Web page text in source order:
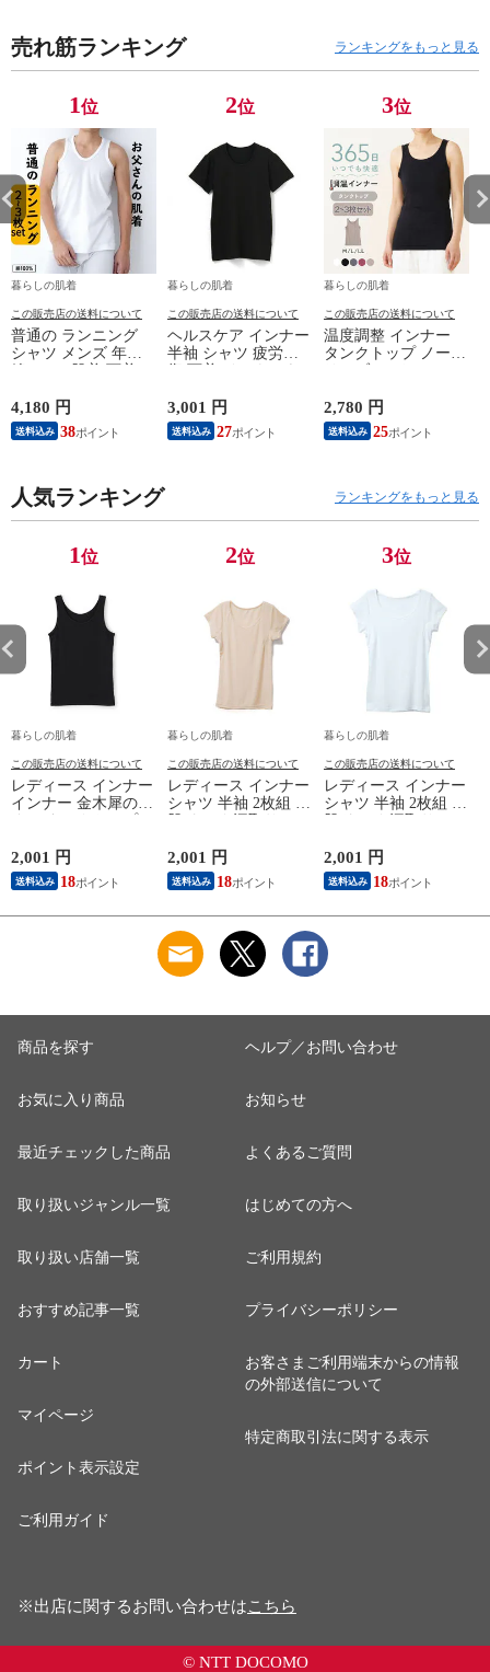
パット付き 吸汗
速乾 24SS
パット付き 吸汗
速乾 24SS
パット付き 吸汗
速乾 24SS
売れ筋ランキング ランキングをもっと見る
1位
暮らしの肌着
この販売店の送料について
普通の ランニング
シャツ メンズ 年間
綿100 % 肌着 下着 U
ンクトップ ノースリ
ーブ インナー 紳士
男性 シニア 抗菌 防
4,180 円
送料込み 38
2位
暮らしの肌着
この販売店の送料について
ヘルスケア インナー
半袖 シャツ 疲労回
復 下着 インナーウ
外線 疲労軽減 ボデ
ィケア 健康 プレゼ
ント ギフト ヘルス
3,001 円
送料込み 27
3位
暮らしの肌着
この販売店の送料について
温度調整 インナー
タンクトップ ノース
リーブ レディース
オフホワイト/ブラウ
ン/ブラック/チャコ
ールグレー/ピンク
2,780 円
送料込み 25
人気ランキング ランキングをもっと見る
1位
暮らしの肌着
この販売店の送料について
レディース インナー
インナー 金木犀のめ
ぐみ タンクトップ
っとり 保湿 ストレ
ッチ ボタニカル タ
ンクトップ 秋冬 お
2,001 円
送料込み 18
2位
暮らしの肌着
この販売店の送料について
レディース インナー
シャツ 半袖 2枚組 素
肌ドライ 汗取り フ
り インナーシャツ
パッド付き 春夏 汗
染み 防止 汗 対策 綿
ット工業 S5022B-RT
涼しい 肌着
2,001 円
送料込み 18
3位
暮らしの肌着
この販売店の送料について
レディース インナー
シャツ 半袖 2枚組 素
肌ドライ 汗取り フ
り インナーシャツ
パッド付き 春夏 汗
染み 防止 汗 対策 綿
ット工業 S5022B-RT
涼しい 肌着
2,001 円
送料込み 18
商品を探す
お気に入り商品
最近チェックした商品
取り扱いジャンル一覧
取り扱い店舗一覧
おすすめ記事一覧
カート
マイページ
ポイント表示設定
ご利用ガイド
ヘルプ／お問い合わせ
お知らせ
よくあるご質問
はじめての方へ
ご利用規約
プライバシーポリシー
お客さまご利用端末からの情報
の外部送信について
特定商取引法に関する表示
※出店に関するお問い合わせはこちら
© NTT DOCOMO